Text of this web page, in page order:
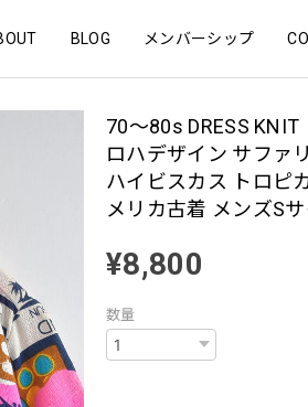
BLOG メンバーシップ
70～80s DRESS
ロハデザイン サファ
ハイビスカス トロピ
メリカ古着 メンズS
¥8,800
数量